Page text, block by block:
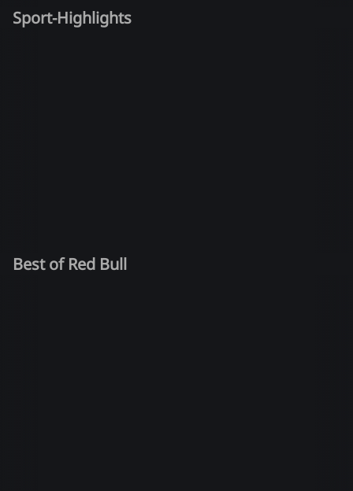
Sport-Highlights
Best of Red Bull